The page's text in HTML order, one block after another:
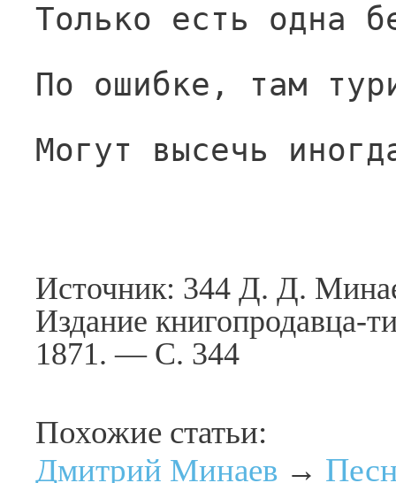
Только есть одна
По ошибке, там
Могут высечь
Источник: 344 Д. Д.
Издание книгопродавца-
1871. — С. 344
Похожие статьи:
Дмитрий Минаев →